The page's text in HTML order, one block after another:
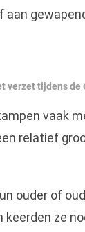
aan
verzet tijdens de
vaak
relatief
ouder of
ze